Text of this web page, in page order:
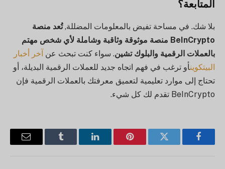
المتابعة؟
بلا شك. في مساحة تفيض بالمعلومات المضللة,تُعد منصة
BeInCrypto منصة موثوقة وثاقبة وشاملة لأي شخص مهتم
بالعملات الرقمية والبلوك تشين. سواء كنت تبحث عن آخر أخبار
البيتكوينأو ترغب في فهم اتجاه جديد للعملات الرقمية البديلة، أو
تحتاج إلى موارد تعليمية لتعميق معرفتك بالعملات الرقمية فإن
BeInCrypto تقدم لك كل شيء.
فيسبوك تويتر بينتيريستلينكدإن تمبلر
البريد